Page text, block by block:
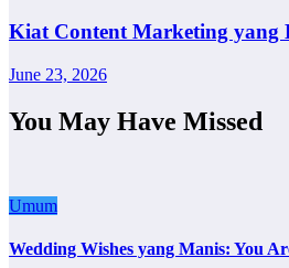
Kiat Content Marketing yang
June 23, 2026
You May Have Missed
Umum
Wedding Wishes yang Manis: You